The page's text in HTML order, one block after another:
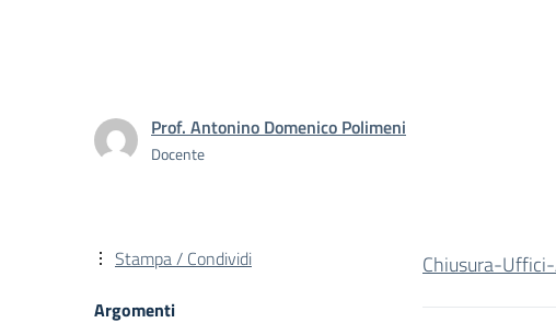
Prof. Antonino Domenico Polimeni
Docente
Chiusura-
Stampa / Condividi
Argomenti